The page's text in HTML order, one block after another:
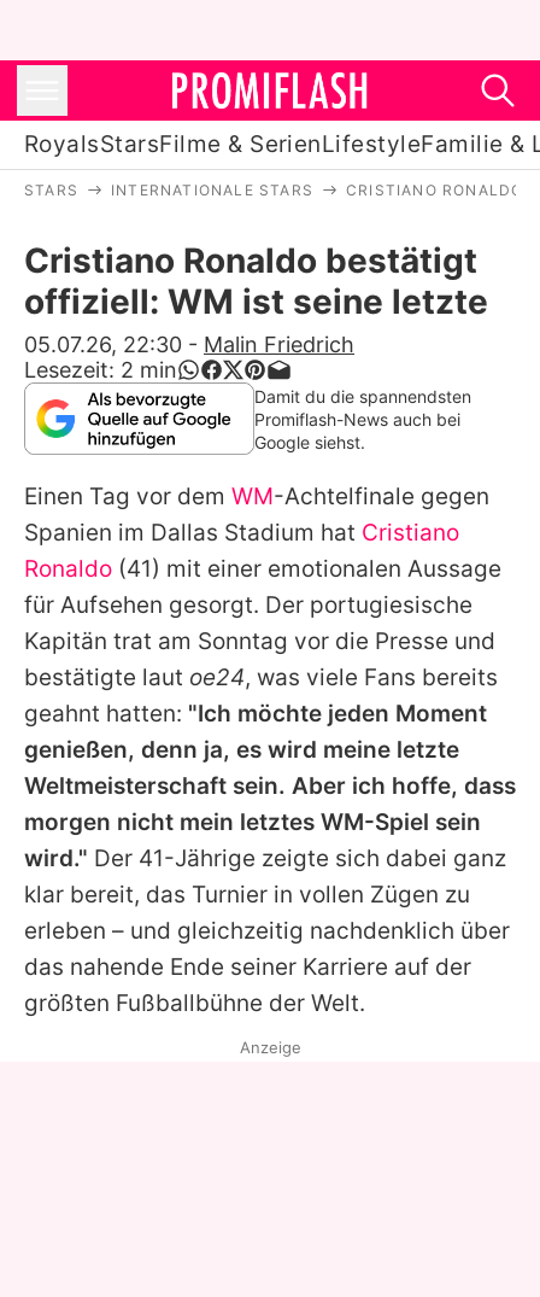
RoyalsStarsFilme & SerienLifestyleFamilie &
Stars
Filme & Serien
Lifestyle
Familie & Liebe
Alle Themen auf Promiflash
Jobs
App runterladen
Team
Redaktionelle Richtlinien
Impressum
Datenschutzerklärung
Nutzungsbedingungen
Utiq verwalten
STARS INTERNATIONALE STARS CRISTIANO RONALDO
Cristiano Ronaldo bestätigt
offiziell: WM ist seine letzte
05.07.26, 22:30 - Malin Friedrich
Lesezeit: 2 min
Damit du die spannendsten
Promiflash-News auch bei
Google siehst.
Einen Tag vor dem WM-Achtelfinale gegen
Spanien im Dallas Stadium hat Cristiano
Ronaldo (41) mit einer emotionalen Aussage
für Aufsehen gesorgt. Der portugiesische
Kapitän trat am Sonntag vor die Presse und
bestätigte laut oe24, was viele Fans bereits
geahnt hatten: "Ich möchte jeden Moment
genießen, denn ja, es wird meine letzte
Weltmeisterschaft sein. Aber ich hoffe, dass
morgen nicht mein letztes WM-Spiel sein
wird." Der 41-Jährige zeigte sich dabei ganz
klar bereit, das Turnier in vollen Zügen zu
erleben – und gleichzeitig nachdenklich über
das nahende Ende seiner Karriere auf der
größten Fußballbühne der Welt.
Anzeige